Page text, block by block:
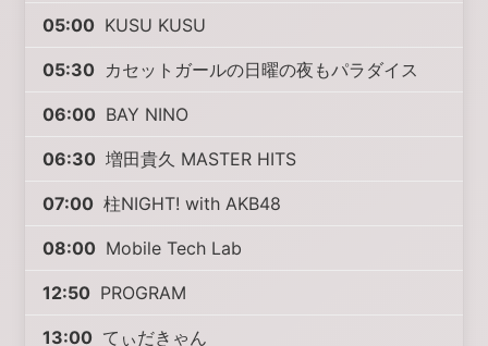
05:00 KUSU KUSU
05:30 カセットガールの日曜の夜もパラダイス
06:00 BAY NINO
06:30 増田貴久 MASTER HITS
07:00 柱NIGHT! with AKB48
08:00 Mobile Tech Lab
12:50 PROGRAM
13:00 てぃだきゃん